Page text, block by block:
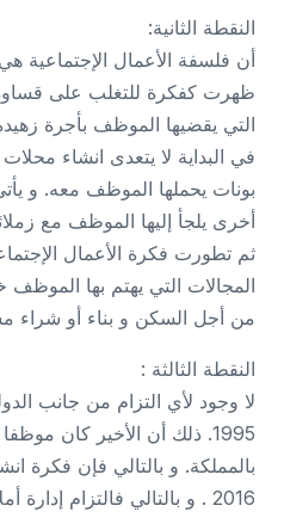
النقطة الثانية:
أن فلسفة الأعمال الإجتماعية
ظهرت كفكرة للتغلب على قساوة
التي يقضيها الموظف بأجرة
في البداية لا يتعدى انشاء
بونات يحملها الموظف معه. و
أخرى يلجأ إليها الموظف مع
ثم تطورت فكرة الأعمال
المجالات التي يهتم بها
من أجل السكن و بناء أو شراء
النقطة الثالثة :
لا وجود لأي التزام من جانب
1995. ذلك أن الأخير كان
بالمملكة. و بالتالي فإن فكرة
2016 . و بالتالي فالتزام إدارة أملاك الدولة لا أساس له.